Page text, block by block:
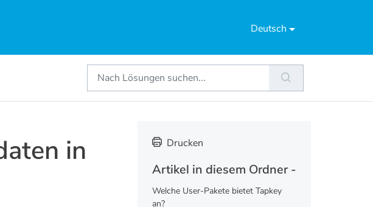
Deutsch
in
Drucken
Artikel in diesem Ordner -
Welche User-Pakete bietet Tapkey
an?